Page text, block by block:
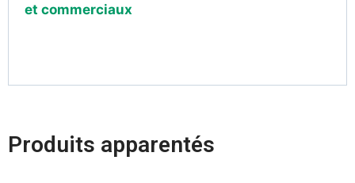
et commerciaux
Produits apparentés